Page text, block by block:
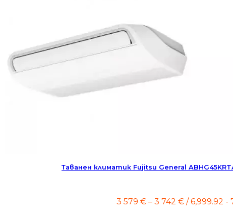
Таванен климатик Fujitsu General
3 579 € – 3 742 €Price
/ 6,999.92 -